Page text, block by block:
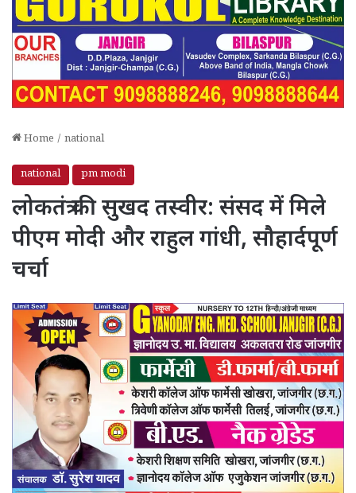
Home / national
national pm modi
लोकतंत्र की सुखद तस्वीर: संसद में मिले
पीएम मोदी और राहुल गांधी, सौहार्दपूर्ण
चर्चा